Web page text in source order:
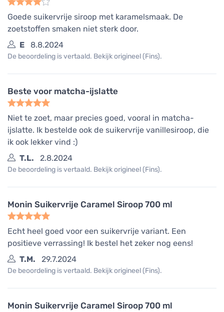
Goede suikervrije siroop met karamelsmaak. De
zoetstoffen smaken niet sterk door.
E
8.8.2024
De beoordeling is vertaald. Bekijk origineel (Fins).
Beste voor matcha-ijslatte
Niet te zoet, maar precies goed, vooral in matcha-
ijslatte. Ik bestelde ook de suikervrije vanillesiroop, die
ik ook lekker vind :)
T.L.
2.8.2024
De beoordeling is vertaald. Bekijk origineel (Fins).
Monin Suikervrije Caramel Siroop 700 ml
Echt heel goed voor een suikervrije variant. Een
positieve verrassing! Ik bestel het zeker nog eens!
T.M.
29.7.2024
De beoordeling is vertaald. Bekijk origineel (Fins).
Monin Suikervrije Caramel Siroop 700 ml